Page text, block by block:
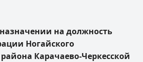
на должность
Ногайского
Карачаево-Черкесской